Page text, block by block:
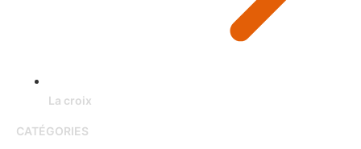
La croix
CATÉGORIES